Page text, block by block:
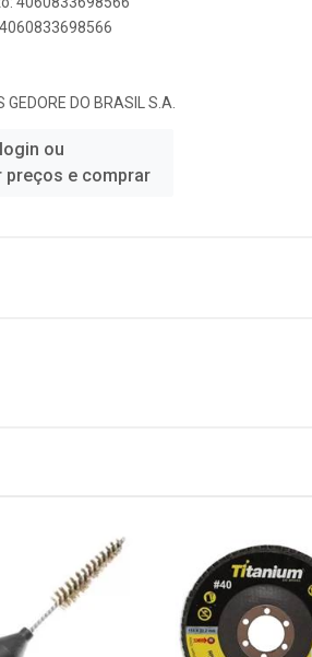
GEDORE DO BRASIL S.A.
ou
preços e comprar